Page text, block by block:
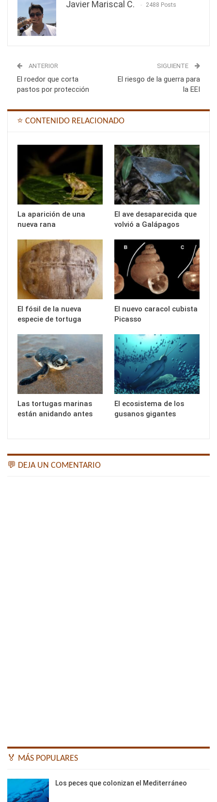
Javier Mariscal C. 2488 Posts
ANTERIOR
El roedor que corta
pastos por protección
SIGUIENTE
El riesgo de la guerra para
la EEI
⭐ CONTENIDO RELACIONADO
La aparición de una
nueva rana
El ave desaparecida que
volvió a Galápagos
El fósil de la nueva
especie de tortuga
El nuevo caracol cubista
Picasso
Las tortugas marinas
están anidando antes
El ecosistema de los
gusanos gigantes
💬 DEJA UN COMENTARIO
🏅 MÁS POPULARES
Los peces que colonizan el Mediterráneo